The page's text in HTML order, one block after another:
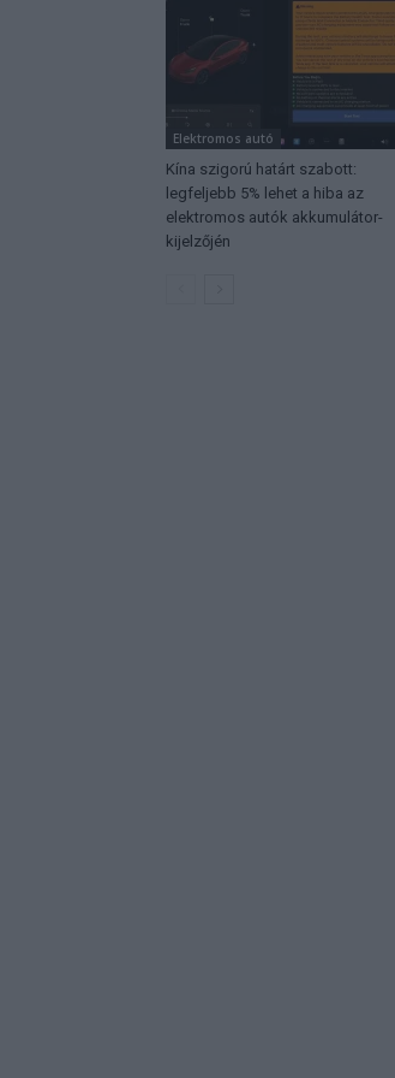
Elektromos autó
Kína szigorú határt szabott:
legfeljebb 5% lehet a hiba az
elektromos autók akkumulátor-
kijelzőjén